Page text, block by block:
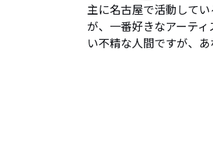
主に名古屋で活動して
が、一番好きなアーテ
い不精な人間ですが、